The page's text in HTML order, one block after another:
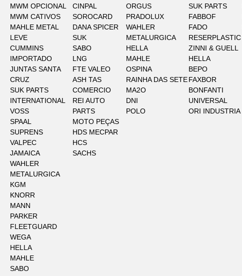
MWM OPCIONAL
MWM CATIVOS
MAHLE METAL
LEVE
CUMMINS
IMPORTADO
JUNTAS SANTA
CRUZ
SUK PARTS
INTERNATIONAL
VOSS
SPAAL
SUPRENS
VALPEC
JAMAICA
WAHLER
METALURGICA
KGM
KNORR
MANN
PARKER
FLEETGUARD
WEGA
HELLA
MAHLE
SABO
CINPAL
SOROCARD
DANA SPICER
SUK
SABO
LNG
FTE VALEO
ASH TAS
COMERCIO
REI AUTO
PARTS
MOTO PEÇAS
HDS MECPAR
HCS
SACHS
ORGUS
PRADOLUX
WAHLER
METALURGICA
HELLA
MAHLE
OSPINA
RAINHA DAS SETE
MA2O
DNI
POLO
SUK PARTS
FABBOF
FADO
RESERPLASTIC
ZINNI & GUELL
HELLA
BEPO
FAXBOR
BONFANTI
UNIVERSAL
ORI INDUSTRIA